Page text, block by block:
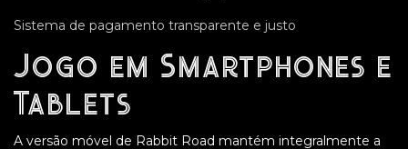
Sistema de pagamento transparente e justo
Jogo em Smartphones e
Tablets
A versão móvel de Rabbit Road mantém integralmente a